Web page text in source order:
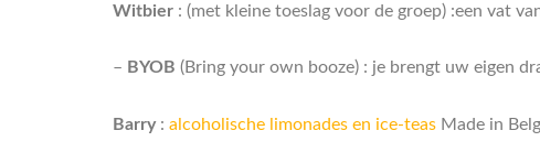
Witbier : (met kleine toeslag voor de groep) :een vat
– BYOB (Bring your own booze) : je brengt uw eigen
Barry: alcoholische limonades en ice-teas Made in